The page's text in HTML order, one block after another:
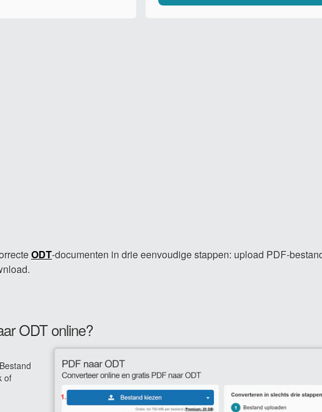
ODT-documenten in drie eenvoudige stappen: upload PDF-
ODT online?
of